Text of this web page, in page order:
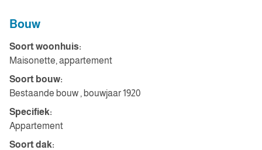
Bouw
Soort woonhuis:
Maisonette, appartement
Soort bouw:
Bestaande bouw , bouwjaar 1920
Specifiek:
Appartement
Soort dak: